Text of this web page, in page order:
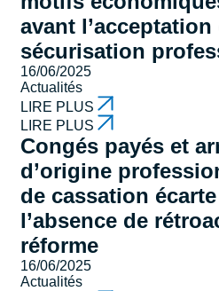
avant
sécurisation
16/06/2025
Actualités
LIRE PLUS
LIRE PLUS
Congés payés et
d’origine
de cassation
l’absence de
réforme
16/06/2025
Actualités